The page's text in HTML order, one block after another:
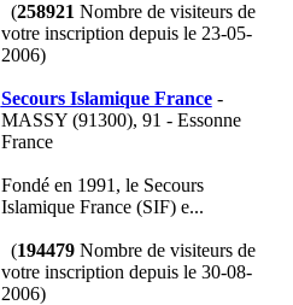
(258921 Nombre de visiteurs de
votre inscription depuis le 23-05-
2006)
Secours Islamique France-
MASSY (91300), 91 - Essonne
France
Fondé en 1991, le Secours
Islamique France (SIF) e...
(194479Nombre de visiteurs de
votre inscription depuis le 30-08-
2006)